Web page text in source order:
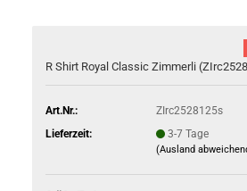
R Shirt Royal Classic Zimmerli
Art.Nr.:
ZIrc2528125s
Lieferzeit:
3-7 Tage
(Ausland